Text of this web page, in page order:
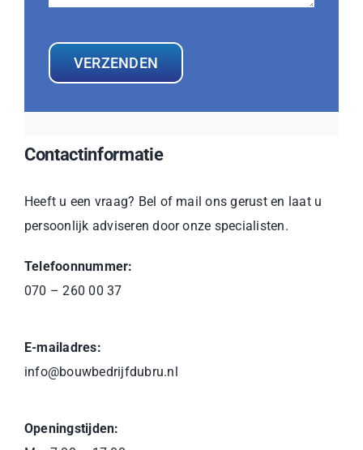
VERZENDEN
Contactinformatie
Heeft u een vraag? Bel of mail ons gerust en laat u
persoonlijk adviseren door onze specialisten.
Telefoonnummer:
070 – 260 00 37
E-mailadres:
info@bouwbedrijfdubru.nl
Openingstijden: